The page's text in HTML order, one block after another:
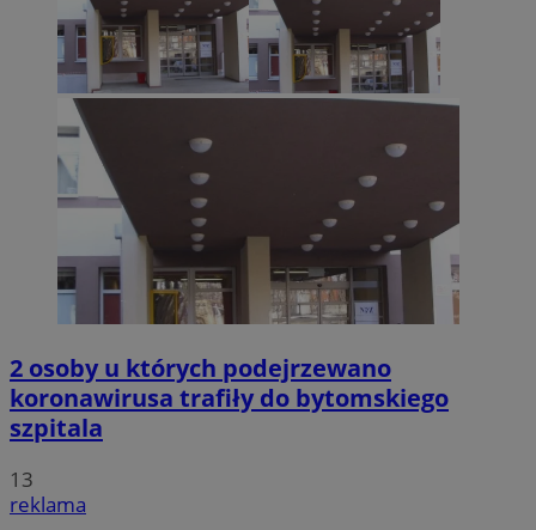
2 osoby u których podejrzewano
koronawirusa trafiły do bytomskiego
szpitala
13
reklama